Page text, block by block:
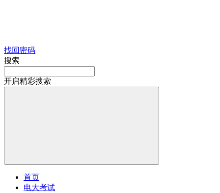
找回密码
搜索
开启精彩搜索
首页
电大考试